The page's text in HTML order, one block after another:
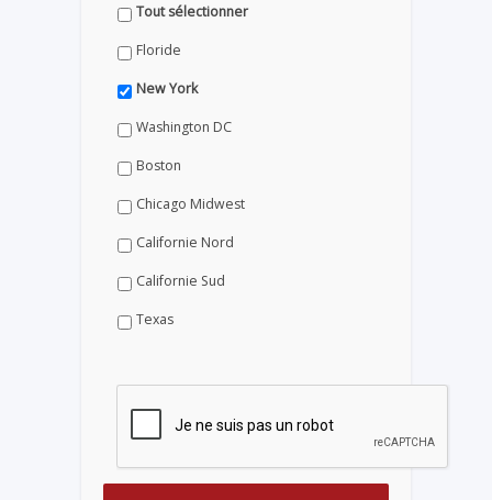
Tout sélectionner
Floride
New York
Washington DC
Boston
Chicago Midwest
Californie Nord
Californie Sud
Texas